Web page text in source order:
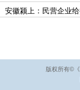
安徽颍上：民营企业
版权所有©